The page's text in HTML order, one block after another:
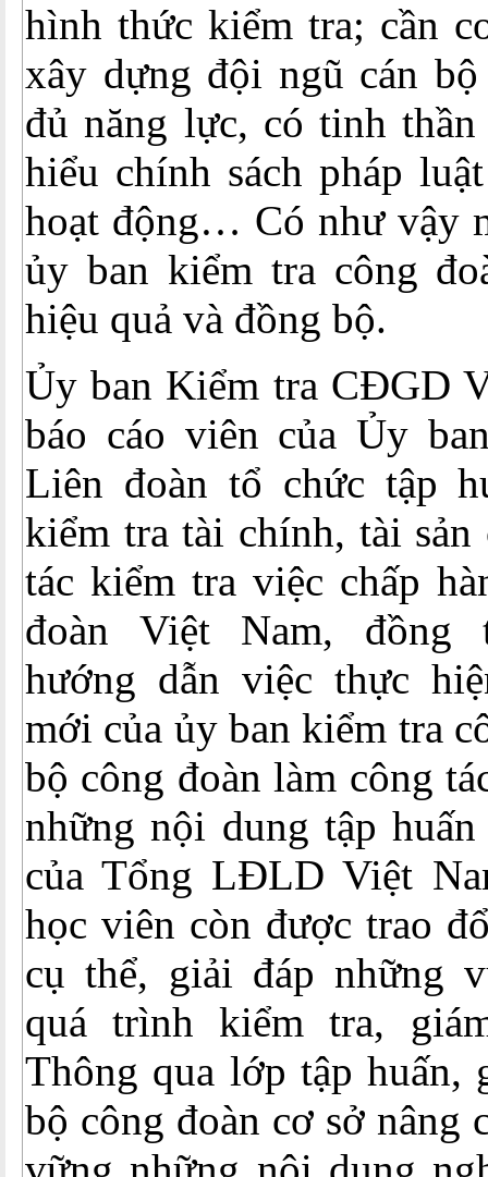
hình thức kiểm tra; cần
xây dựng đội ngũ cán
đủ năng lực, có tinh thần
hiểu chính sách pháp
hoạt động… Có như vậy
ủy ban kiểm tra công
hiệu quả và đồng bộ.
Ủy ban Kiểm tra CĐGD
báo cáo viên của Ủy
Liên đoàn tổ chức tập
kiểm tra tài chính, tài sản
tác kiểm tra việc chấp
đoàn Việt Nam, đồng
hướng dẫn việc thực
mới của ủy ban kiểm tra
bộ công đoàn làm công
những nội dung tập
của Tổng LĐLD Việt
học viên còn được trao
cụ thể, giải đáp những
quá trình kiểm tra,
Thông qua lớp tập huấn,
bộ công đoàn cơ sở nâng